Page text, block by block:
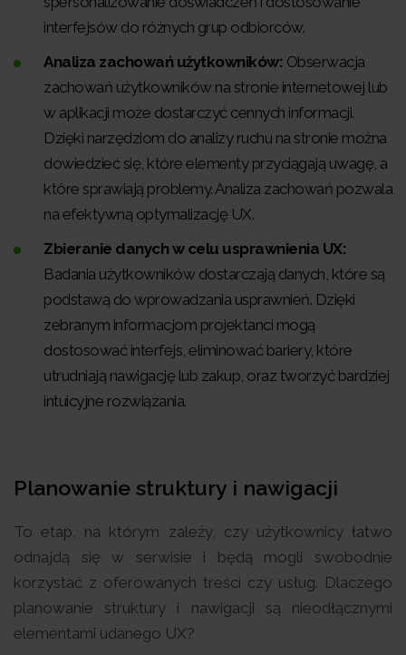
interfejsów do różnych grup odbiorców.
Analiza zachowań użytkowników: Obserwacja
zachowań użytkowników na stronie internetowej lub
w aplikacji może dostarczyć cennych informacji.
Dzięki narzędziom do analizy ruchu na stronie można
dowiedzieć się, które elementy przyciągają uwagę, a
które sprawiają problemy. Analiza zachowań pozwala
na efektywną optymalizację UX.
Zbieranie danych w celu usprawnienia UX:
Badania użytkowników dostarczają danych, które są
podstawą do wprowadzania usprawnień. Dzięki
zebranym informacjom projektanci mogą
dostosować interfejs, eliminować bariery, które
utrudniają nawigację lub zakup, oraz tworzyć bardziej
intuicyjne rozwiązania.
Planowanie struktury i nawigacji
To etap, na którym zależy, czy użytkownicy łatwo
odnajdą się w serwisie i będą mogli swobodnie
korzystać z oferowanych treści czy usług. Dlaczego
planowanie struktury i nawigacji są nieodłącznymi
elementami udanego UX?